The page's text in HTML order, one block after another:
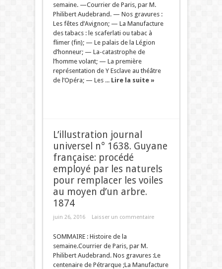
semaine. —Courrier de Paris, par M.
Philibert Audebrand. — Nos gravures :
Les fêtes d’Avignon; — La Manufacture
des tabacs : le scaferlati ou tabac à
flimer (fin); — Le palais de la Légion
d’honneur; — La-catastrophe de
l’homme volant; — La première
représentation de Y Esclave au théâtre
de l’Opéra; — Les ... Lire la suite »
L’illustration journal
universel n° 1638. Guyane
française: procédé
employé par les naturels
pour remplacer les voiles
au moyen d’un arbre.
1874
juin 26, 2016 Laisser un commentaire
SOMMAIRE : Histoire de la
semaine.Courrier de Paris, par M.
Philibert Audebrand. Nos gravures :Le
centenaire de Pétrarque ;La Manufacture